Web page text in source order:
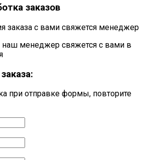
заказов
заказа с вами свяжется менеджер
наш менеджер свяжется с вами в
при отправке формы, повторите